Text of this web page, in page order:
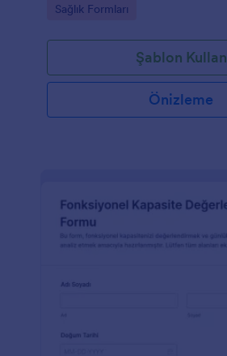
yardımcı olur.
Go to Category:
Sağlık Formları
Şablon Kullan
Önizleme